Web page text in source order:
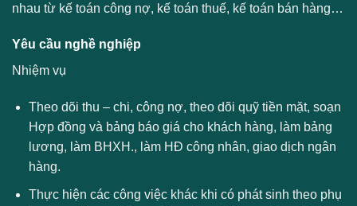
nhau từ kế toán công nợ, kế toán thuế, kế toán bán hàng…
Yêu cầu nghề nghiệp
Nhiệm vụ
Theo dõi thu – chi, công nợ, theo dõi quỹ tiền mặt, soạn
Hợp đồng và bảng báo giá cho khách hàng, làm bảng
lương, làm BHXH., làm HĐ công nhân, giao dịch ngân
hàng.
Thực hiện các công việc khác khi có phát sinh theo phụ